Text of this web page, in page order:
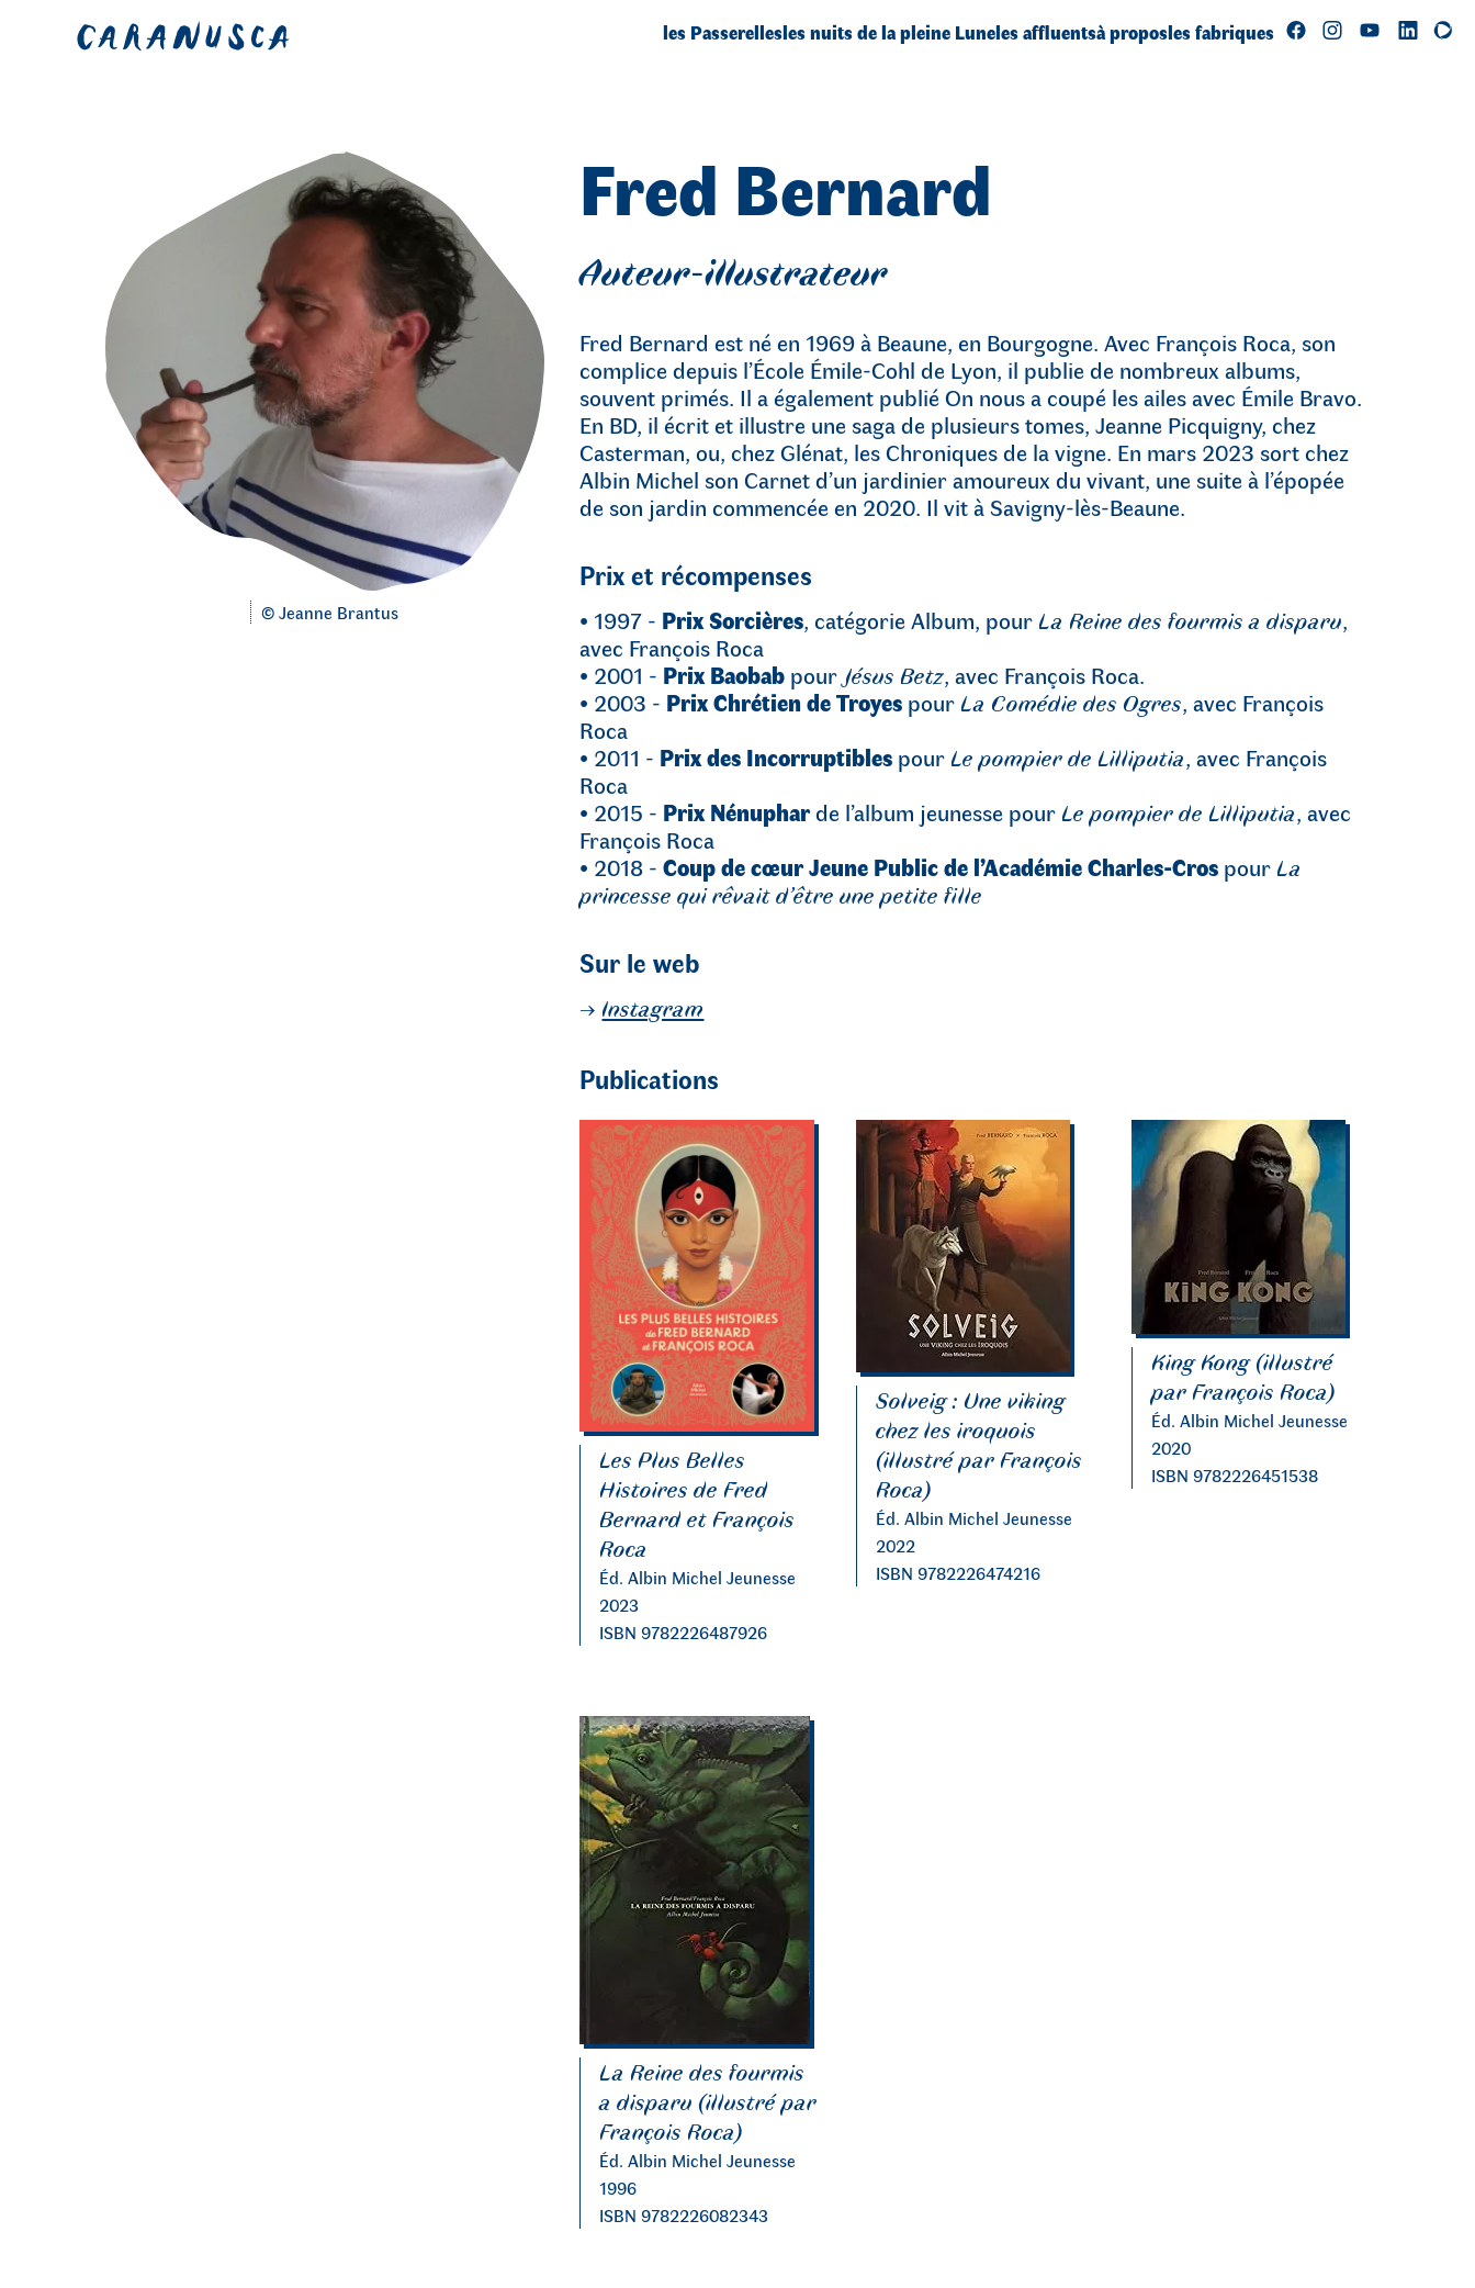
les Passerellesles nuits de la pleine Luneles affluentsà proposles fabriques
Fred Bernard
Auteur-illustrateur
Portrait
© Jeanne Brantus
Fred Bernard est né en 1969 à Beaune, en Bourgogne. Avec François Roca, son
complice depuis l’École Émile-Cohl de Lyon, il publie de nombreux albums,
souvent primés. Il a également publié On nous a coupé les ailes avec Émile Bravo.
En BD, il écrit et illustre une saga de plusieurs tomes, Jeanne Picquigny, chez
Casterman, ou, chez Glénat, les Chroniques de la vigne. En mars 2023 sort chez
Albin Michel son Carnet d’un jardinier amoureux du vivant, une suite à l’épopée
de son jardin commencée en 2020. Il vit à Savigny-lès-Beaune.
Prix et récompenses
• 1997 - Prix Sorcières, catégorie Album, pour La Reine des fourmis a disparu,
avec François Roca
• 2001 - Prix Baobab pour Jésus Betz, avec François Roca.
• 2003 - Prix Chrétien de Troyes pour La Comédie des Ogres, avec François
Roca
• 2011 - Prix des Incorruptibles pour Le pompier de Lilliputia, avec François
Roca
• 2015 - Prix Nénupharde l’album jeunesse pour Le pompier de Lilliputia, avec
François Roca
• 2018 -Coup de cœur Jeune Public de l’Académie Charles-Cros pour La
princesse qui rêvait d’être une petite fille
Sur le web
→ Instagram
Publications
Les Plus Belles
Histoires de Fred
Bernard et François
Roca
Éd. Albin Michel Jeunesse
2023
ISBN 9782226487926
Solveig : Une viking
chez les iroquois
(illustré par François
Roca)
Éd. Albin Michel Jeunesse
2022
ISBN 9782226474216
King Kong (illustré
par François Roca)
Éd. Albin Michel Jeunesse
2020
ISBN 9782226451538
La Reine des fourmis
a disparu (illustré par
François Roca)
Éd. Albin Michel Jeunesse
1996
ISBN 9782226082343